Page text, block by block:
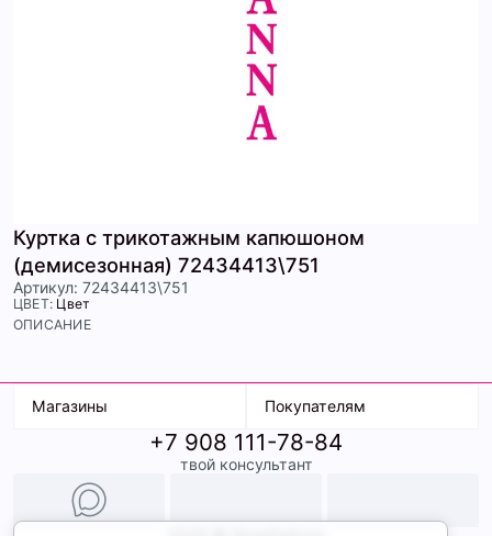
Куртка с трикотажным капюшоном
(демисезонная) 72434413\751
Артикул: 72434413\751
ЦВЕТ: Цвет
ОПИСАНИЕ
Магазины
ТК Терминал
ТРК Континент
Покупателям
Доставка
Условия оплаты
Образы
+7 908 111-78-84
твой консультант